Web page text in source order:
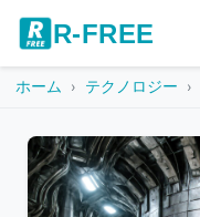
R-FREE
ホーム テクノロジー